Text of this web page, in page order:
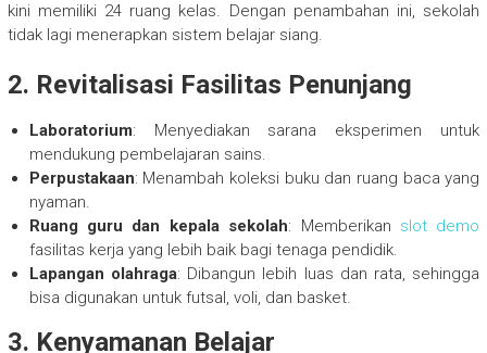
kini memiliki 24 ruang kelas. Dengan penambahan ini, sekolah
tidak lagi menerapkan sistem belajar siang.
2. Revitalisasi Fasilitas Penunjang
Laboratorium: Menyediakan sarana eksperimen untuk
mendukung pembelajaran sains.
Perpustakaan: Menambah koleksi buku dan ruang baca yang
nyaman.
Ruang guru dan kepala sekolah: Memberikan slot demo
fasilitas kerja yang lebih baik bagi tenaga pendidik.
Lapangan olahraga: Dibangun lebih luas dan rata, sehingga
bisa digunakan untuk futsal, voli, dan basket.
3. Kenyamanan Belajar